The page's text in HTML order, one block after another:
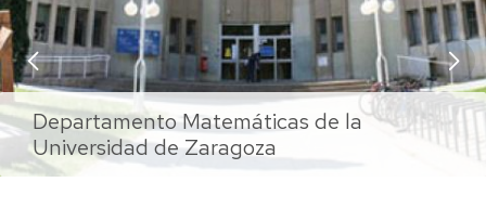
Departamento Matemáticas de la
Universidad de Zaragoza
Departamento Matemáticas de la
Universidad de Zaragoza
Departamento Matemáticas de la
Universidad de Zaragoza